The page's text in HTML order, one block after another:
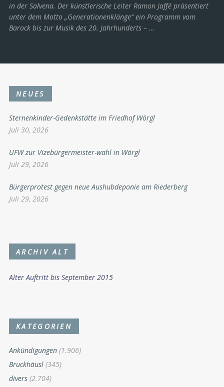
in der Salvena. Der künstlerische Leiter Ramon Jaffé präsentiert
unter dem Motto „Generationenklänge“ ein Programm vom
Barock bis zur Musik des 20. Jahrhunderts ­– …
NEUES
Sternenkinder-Gedenkstätte im Friedhof Wörgl
Juli 30, 2026
UFW zur Vizebürgermeister-wahl in Wörgl
Juli 29, 2026
Bürgerprotest gegen neue Aushubdeponie am Riederberg
Juli 29, 2026
ARCHIV ALT
Alter Auftritt bis September 2015
KATEGORIEN
Ankündigungen (1.906)
Bruckhäusl (345)
divers (2.704)